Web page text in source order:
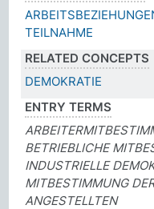
TEILNAHME
RELATED CONCEPTS
DEMOKRATIE
ENTRY TERMS
BETRIEBLICHE
INDUSTRIELLE
MITBESTIMMUNG
ANGESTELLTEN